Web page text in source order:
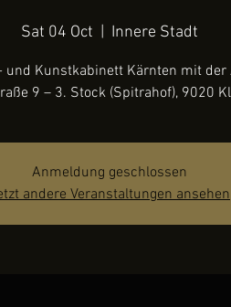
Sat 04 Oct Innere Stadt
und Kunstkabinett Kärnten mit der
9 – 3. Stock (Spitrahof), 9020
Anmeldung geschlossen
andere Veranstaltungen ansehen